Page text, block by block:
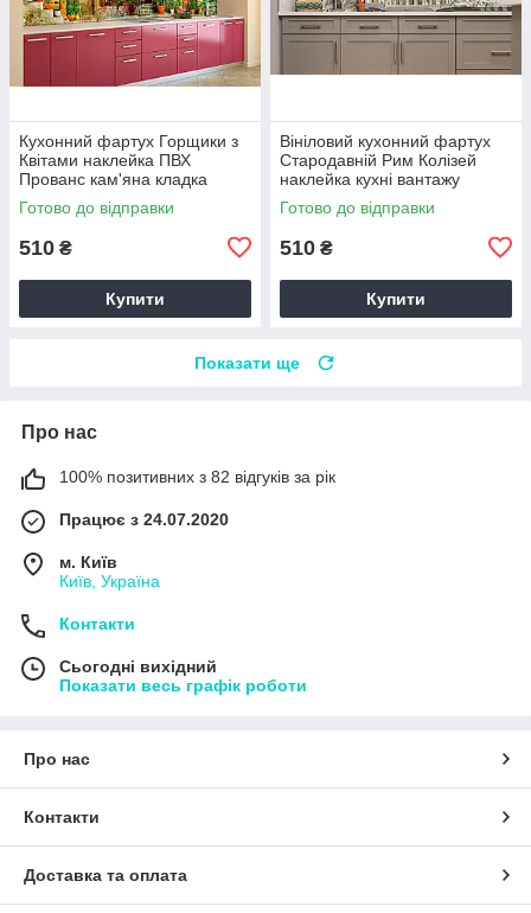
Кухонний фартух Горщики з
Квітами наклейка ПВХ
Прованс кам'яна кладка
Бежевий 60х200 см Happy
Pocket Z180578
Готово до відправки
510 ₴
Купити
Вініловий кухонний фартух
Стародавній Рим Колізей
наклейка кухні вантажу
Архітектура Happy Pocket
Z181720
Готово до відправки
510 ₴
Купити
Показати ще
Про нас
100% позитивних з 82 відгуків за рік
Працює з 24.07.2020
м. Київ
Київ, Україна
Контакти
Сьогодні вихідний
Показати весь графік роботи
Про нас
Контакти
Доставка та оплата